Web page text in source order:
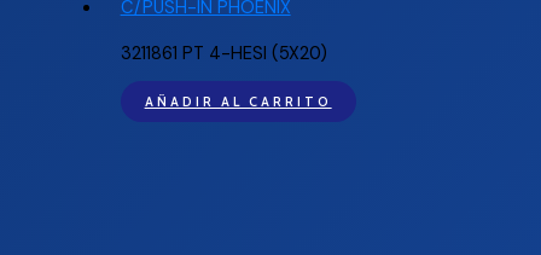
3211861 PT 4-HESI (5X20)
AÑADIR AL CARRITO